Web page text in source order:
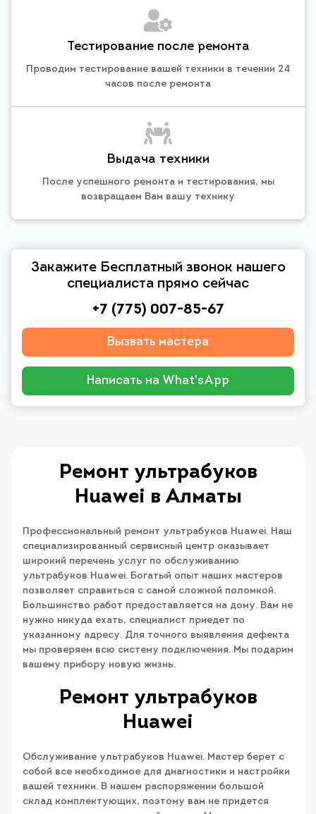
Тестирование после ремонта
Проводим тестирование вашей техники в течении 24
часов после ремонта
Выдача техники
После успешного ремонта и тестирования, мы
возвращаем Вам вашу технику
Закажите Бесплатный звонок нашего
специалиста прямо сейчас
+7 (775) 007-85-67
Вызвать мастера
Написать на What'sApp
Ремонт ультрабуков
Huawei в Алматы
Профессиональный ремонт ультрабуков Huawei. Наш
специализированный сервисный центр оказывает
широкий перечень услуг по обслуживанию
ультрабуков Huawei. Богатый опыт наших мастеров
позволяет справиться с самой сложной поломкой.
Большинство работ предоставляется на дому. Вам не
нужно никуда ехать, специалист приедет по
указанному адресу. Для точного выявления дефекта
мы проверяем всю систему подключения. Мы подарим
вашему прибору новую жизнь.
Ремонт ультрабуков
Huawei
Обслуживание ультрабуков Huawei. Мастер берет с
собой все необходимое для диагностики и настройки
вашей техники. В нашем распоряжении большой
склад комплектующих, поэтому вам не придется